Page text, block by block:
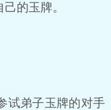
的玉牌。
试弟子玉牌的对手